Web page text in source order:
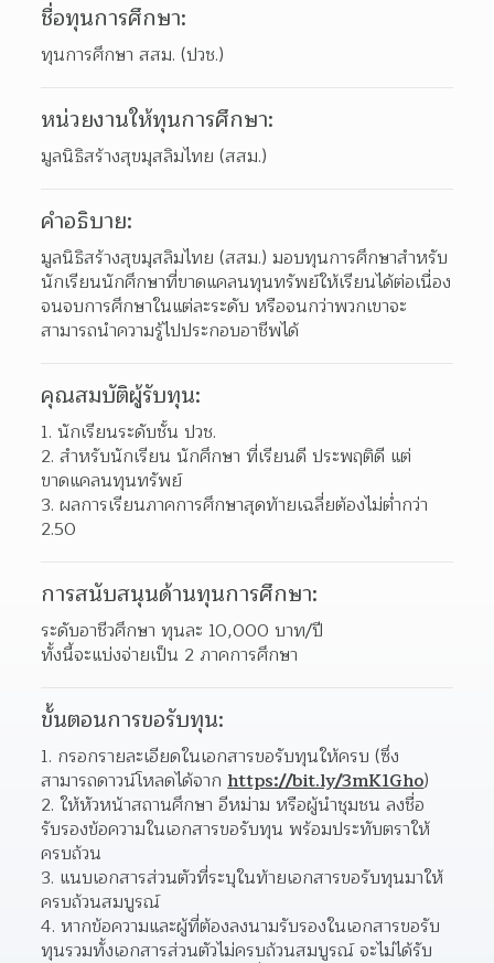
ชื่อทุนการศึกษา:
ทุนการศึกษา สสม. (ปวช.)
หน่วยงานให้ทุนการศึกษา:
มูลนิธิสร้างสุขมุสลิมไทย (สสม.)
คำอธิบาย:
มูลนิธิสร้างสุขมุสลิมไทย (สสม.) มอบทุนการศึกษาสำหรับ
นักเรียนนักศึกษาที่ขาดแคลนทุนทรัพย์ให้เรียนได้ต่อเนื่อง
จนจบการศึกษาในแต่ละระดับ หรือจนกว่าพวกเขาจะ
สามารถนำความรู้ไปประกอบอาชีพได้
คุณสมบัติผู้รับทุน:
นักเรียนระดับชั้น ปวช.
สำหรับนักเรียน นักศึกษา ที่เรียนดี ประพฤติดี แต่
ขาดแคลนทุนทรัพย์
ผลการเรียนภาคการศึกษาสุดท้ายเฉลี่ยต้องไม่ต่ำกว่า
2.50
การสนับสนุนด้านทุนการศึกษา:
ระดับอาชีวศึกษา ทุนละ 10,000 บาท/ปี
ทั้งนี้จะแบ่งจ่ายเป็น 2 ภาคการศึกษา
ขั้นตอนการขอรับทุน:
กรอกรายละเอียดในเอกสารขอรับทุนให้ครบ (ซึ่ง
สามารถดาวน์โหลดได้จาก https://bit.ly/3mK1Gho)
ให้หัวหน้าสถานศึกษา อีหม่าม หรือผู้นำชุมชน ลงชื่อ
รับรองข้อความในเอกสารขอรับทุน พร้อมประทับตราให้
ครบถ้วน
แนบเอกสารส่วนตัวที่ระบุในท้ายเอกสารขอรับทุนมาให้
ครบถ้วนสมบูรณ์
หากข้อความและผู้ที่ต้องลงนามรับรองในเอกสารขอรับ
ทุนรวมทั้งเอกสารส่วนตัวไม่ครบถ้วนสมบูรณ์ จะไม่ได้รับ